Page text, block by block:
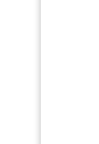
fil (Wi-Fi,
d’une
simple pour
partout.
sont les
répondent à
requis par